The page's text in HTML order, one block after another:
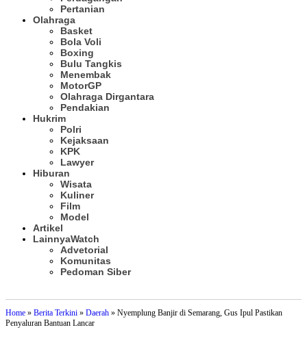
Pertanian
Olahraga
Basket
Bola Voli
Boxing
Bulu Tangkis
Menembak
MotorGP
Olahraga Dirgantara
Pendakian
Hukrim
Polri
Kejaksaan
KPK
Lawyer
Hiburan
Wisata
Kuliner
Film
Model
Artikel
LainnyaWatch
Advetorial
Komunitas
Pedoman Siber
Home » Berita Terkini » Daerah » Nyemplung Banjir di Semarang, Gus Ipul Pastikan
Penyaluran Bantuan Lancar